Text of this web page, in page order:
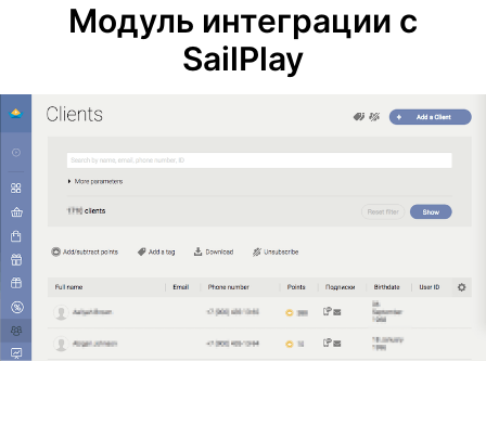
Модуль интеграции с
SailPlay